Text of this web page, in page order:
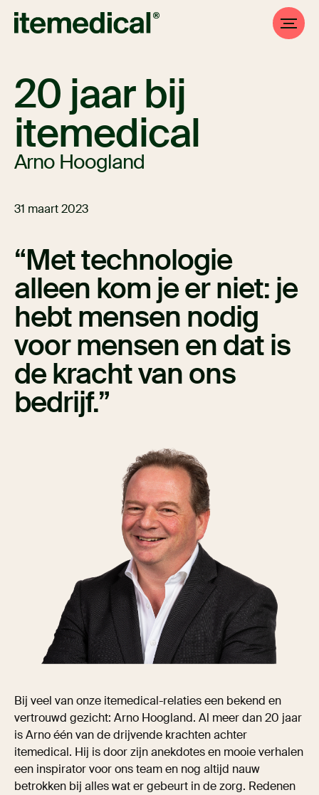
20 jaar bij
itemedical
Arno Hoogland
31 maart 2023
Met technologie
alleen kom je er niet: je
hebt mensen nodig
voor mensen en dat is
de kracht van ons
bedrijf.
Bij veel van onze itemedical-relaties een bekend en
vertrouwd gezicht: Arno Hoogland. Al meer dan 20 jaar
is Arno één van de drijvende krachten achter
itemedical. Hij is door zijn anekdotes en mooie verhalen
een inspirator voor ons team en nog altijd nauw
betrokken bij alles wat er gebeurt in de zorg. Redenen